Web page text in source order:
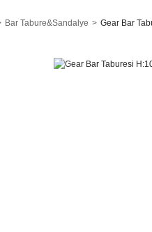
Bar Tabure&Sandalye Gear Bar